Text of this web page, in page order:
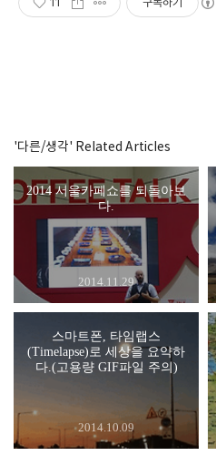
'다른/생각' Related Articles
2014 서울카페쇼를 되돌아보
다.
2014.11.29
스마트폰, 타임랩스
(Timelapse)로 세상을 요약하
다.(고용량 GIF파일 주의)
2014.10.09